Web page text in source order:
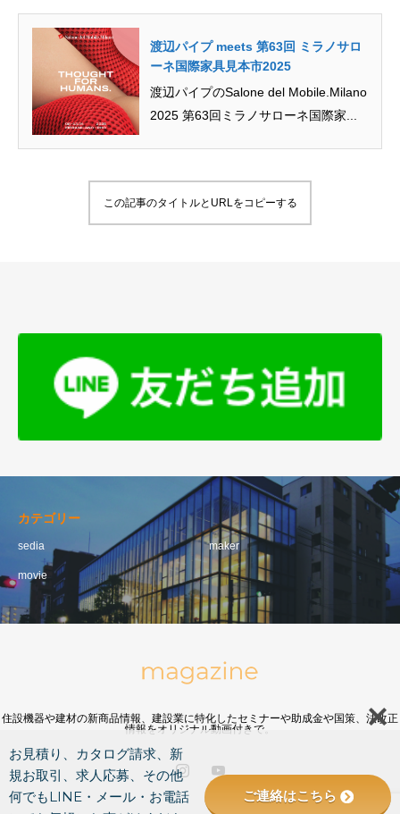
渡辺パイプ meets 第63回 ミラノサロ
ーネ国際家具見本市2025
渡辺パイプのSalone del Mobile.Milano
2025 第63回ミラノサローネ国際家...
この記事のタイトルとURLをコピーする
カテゴリー
sedia maker
movie
住設機器や建材の新商品情報、建設業に特化したセミナーや助成金や国策、法改正
情報をオリジナル動画付きで。
お見積り、カタログ請求、新
規お取引、求人応募、その他
何でもLINE・メール・お電話
ご連絡はこちら